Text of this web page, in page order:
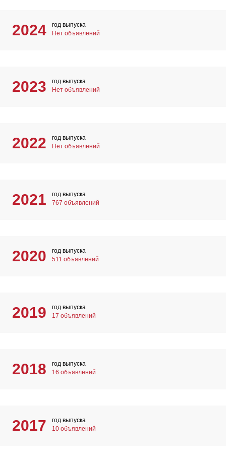
2024
год выпуска
Нет объявлений
2023
год выпуска
Нет объявлений
2022
год выпуска
Нет объявлений
2021
год выпуска
767 объявлений
2020
год выпуска
511 объявлений
2019
год выпуска
17 объявлений
2018
год выпуска
16 объявлений
2017
год выпуска
10 объявлений